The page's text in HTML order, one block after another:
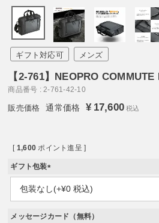
ギフト対応可 メンズ
【2-761】NEOPRO
商品番号 2-761-42-10
通常価格 ¥ 17,600 税込
[ 1,600 ポイント進呈 ]
ギフト包装
(
必
須
メッセージカード（無料）